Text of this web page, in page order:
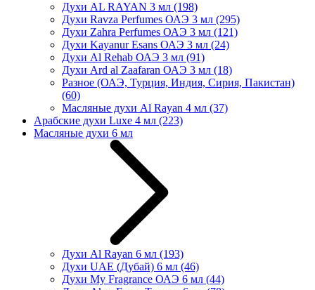
Духи AL RAYAN 3 мл (198)
Духи Ravza Perfumes ОАЭ 3 мл (295)
Духи Zahra Perfumes ОАЭ 3 мл (121)
Духи Kayanur Esans ОАЭ 3 мл (24)
Духи Al Rehab ОАЭ 3 мл (91)
Духи Ard al Zaafaran ОАЭ 3 мл (18)
Разное (ОАЭ, Турция, Индия, Сирия, Пакистан)
(60)
Масляные духи Al Rayan 4 мл (37)
Арабские духи Luxe 4 мл (223)
Масляные духи 6 мл
Духи Al Rayan 6 мл (193)
Духи UAE (Дубай) 6 мл (46)
Духи My Fragrance ОАЭ 6 мл (44)